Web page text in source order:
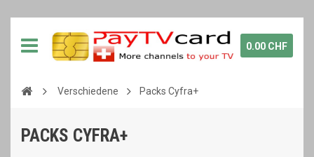
0.00 CHF
Verschiedene Packs Cyfra+
PACKS CYFRA+